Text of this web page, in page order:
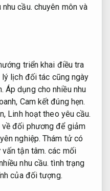
cầu. chuyên môn và
triển khai điều tra
lý lịch đối tác cũng ngày
Áp dụng cho nhiều nhu
Cam kết đúng hẹn.
Linh hoạt theo yêu cầu.
về đối phương để giảm
nghiệp. Thám tử có
vấn tận tâm. các mối
nhu cầu. tình trạng
của đối tượng.